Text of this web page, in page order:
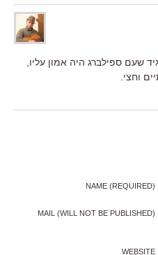
שעם ספילברג היה אמון עליו,
וחצי.
NAME (REQUIRED)
MAIL (WILL NOT BE PUBLISHED)
WEBSITE